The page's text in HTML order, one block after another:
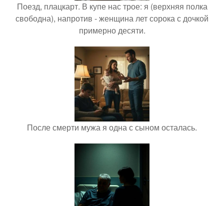
Поезд, плацкарт. В купе нас трое: я (верхняя полка
свободна), напротив - женщина лет сорока с дочкой
примерно десяти.
После смерти мужа я одна с сыном осталась.